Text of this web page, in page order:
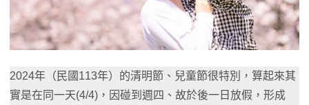
2024年（民國113年）的清明節、兒童節很特別，算起來其
實是在同一天(4/4)，因碰到週四、故於後一日放假，形成